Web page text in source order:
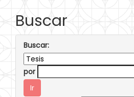
Buscar
Buscar:
por